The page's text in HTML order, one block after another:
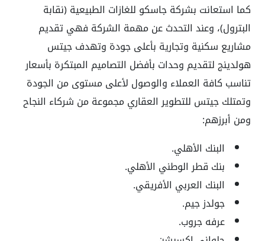
كما استعانت بشركة جاسكو للغازات الطبيعية (نقابة
البترول)، وعند التحدث عن مهمة الشركة فهي تقديم
مشاريع سكنية وتجارية بأعلى جودة وتهدف جيتس
هولدينج لتقديم وحدات بأفضل التصاميم المبتكرة بأسعار
تناسب كافة العملاء والوصول لأعلى مستوى من الجودة
وتمتلك جيتس للتطوير العقاري مجموعة من شركاء النجاح
ومن أبرزهم:
البنك الأهلي.
بنك قطر الوطني الأهلي.
البنك العربي الأفريقي.
جولدز جيم.
عرفه جروب.